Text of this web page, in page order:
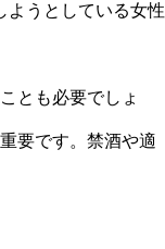
ようとしている女性
とも必要でしょ
要です。禁酒や適